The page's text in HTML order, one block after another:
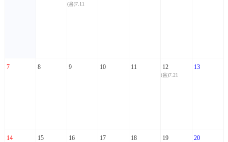
(음)7.11
7 8 9 10 11 12
(음)7.21
13
14 15 16 17 18 19 20